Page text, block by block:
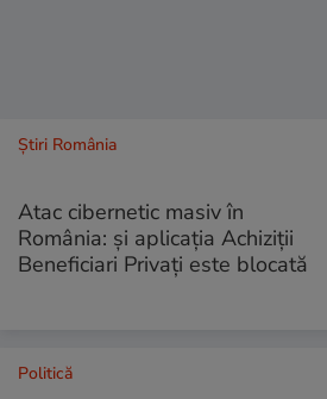
Știri România
Atac cibernetic masiv în
România: și aplicația Achiziții
Beneficiari Privați este blocată
Politică